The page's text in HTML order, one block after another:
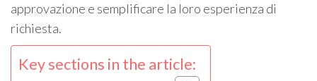
approvazione e semplificare la loro esperienza di
richiesta.
Key sections in the article: